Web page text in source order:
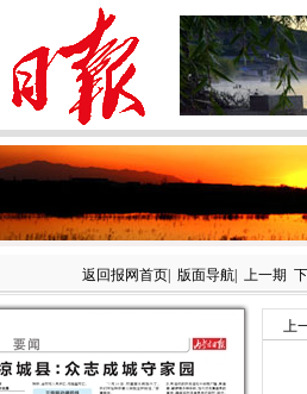
返回报网首页| 版面导航| 上一期
上